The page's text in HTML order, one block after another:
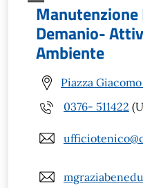
Demanio-
Ambiente
Piazza
0376- 511422